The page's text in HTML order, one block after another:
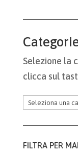
Selezione la
clicca sul
Seleziona
FILTRA PER